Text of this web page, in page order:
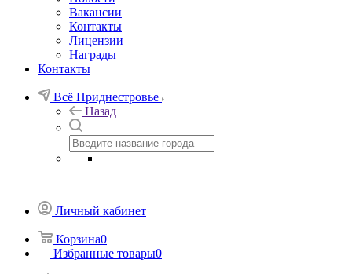
Вакансии
Контакты
Лицензии
Награды
Контакты
Всё Приднестровье
Назад
Личный кабинет
Корзина0
Избранные товары0